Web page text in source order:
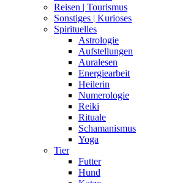
Reisen | Tourismus
Sonstiges | Kurioses
Spirituelles
Astrologie
Aufstellungen
Auralesen
Energiearbeit
Heilerin
Numerologie
Reiki
Rituale
Schamanismus
Yoga
Tier
Futter
Hund